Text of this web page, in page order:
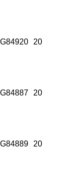
G84920 20
G84887 20
G84889 20